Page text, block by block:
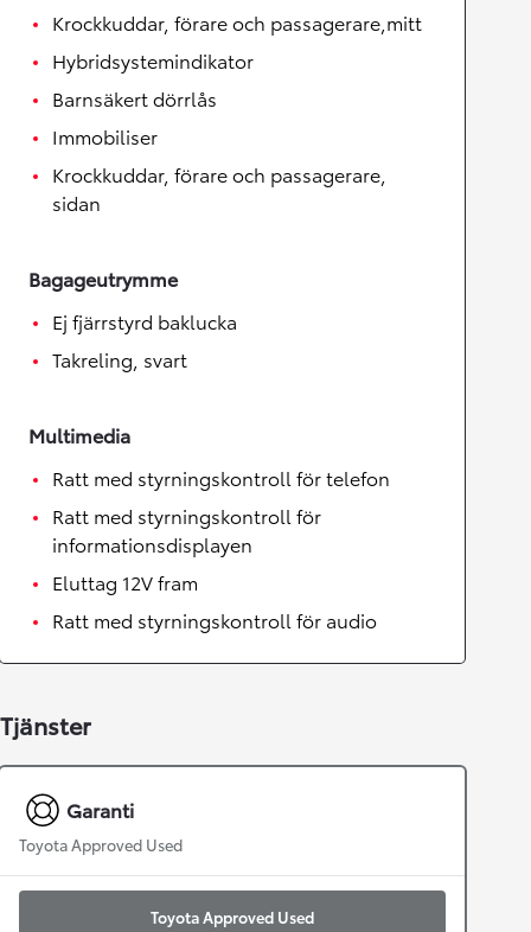
Krockkuddar, förare och passagerare,mitt
Hybridsystemindikator
Barnsäkert dörrlås
Immobiliser
Krockkuddar, förare och passagerare,
sidan
Bagageutrymme
Ej fjärrstyrd baklucka
Takreling, svart
Multimedia
Ratt med styrningskontroll för telefon
Ratt med styrningskontroll för
informationsdisplayen
Eluttag 12V fram
Ratt med styrningskontroll för audio
Tjänster
Garanti
Toyota Approved Used
Toyota Approved Used